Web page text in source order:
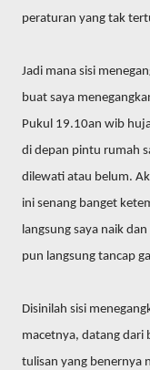
peraturan yang tak
Jadi mana sisi
buat saya
Pukul 19.10an wib
di depan pintu rumah
dilewati atau belum.
ini senang banget
langsung saya naik
pun langsung tancap
Disinilah sisi
macetnya, datang dari
tulisan yang benernya